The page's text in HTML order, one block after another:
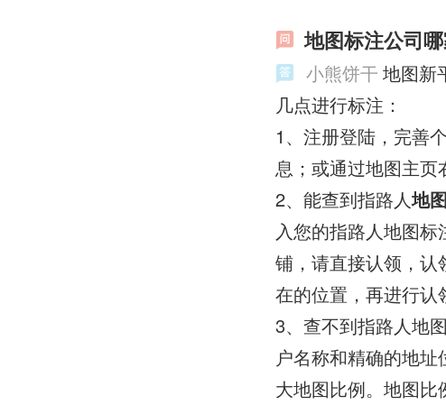
地图标注公司
小熊饼干 地图新
几点进行标注：
1、注册登陆，完善
息；或通过地图主页
2、能查到指路人地
入您的指路人地图
铺，请直接认领，
在的位置，再进行认
3、查不到指路人地
户名称和精确的地
大地图比例。地图